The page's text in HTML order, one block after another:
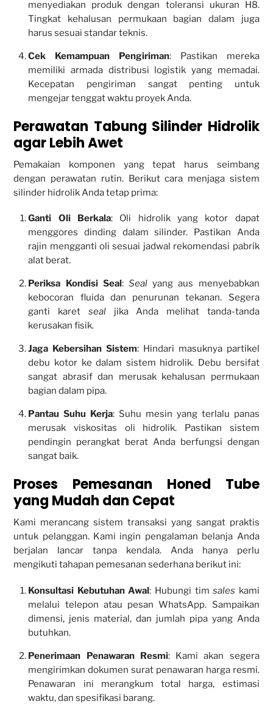
menyediakan produk dengan toleransi ukuran H8.
Tingkat kehalusan permukaan bagian dalam juga
harus sesuai standar teknis.
Cek Kemampuan Pengiriman: Pastikan mereka
memiliki armada distribusi logistik yang memadai.
Kecepatan pengiriman sangat penting untuk
mengejar tenggat waktu proyek Anda.
Perawatan Tabung Silinder Hidrolik
agar Lebih Awet
Pemakaian komponen yang tepat harus seimbang
dengan perawatan rutin. Berikut cara menjaga sistem
silinder hidrolik Anda tetap prima:
Ganti Oli Berkala: Oli hidrolik yang kotor dapat
menggores dinding dalam silinder. Pastikan Anda
rajin mengganti oli sesuai jadwal rekomendasi pabrik
alat berat.
Periksa Kondisi Seal:Seal yang aus menyebabkan
kebocoran fluida dan penurunan tekanan. Segera
ganti karet sealjika Anda melihat tanda-tanda
kerusakan fisik.
Jaga Kebersihan Sistem: Hindari masuknya partikel
debu kotor ke dalam sistem hidrolik. Debu bersifat
sangat abrasif dan merusak kehalusan permukaan
bagian dalam pipa.
Pantau Suhu Kerja: Suhu mesin yang terlalu panas
merusak viskositas oli hidrolik. Pastikan sistem
pendingin perangkat berat Anda berfungsi dengan
sangat baik.
Proses Pemesanan Honed Tube
yang Mudah dan Cepat
Kami merancang sistem transaksi yang sangat praktis
untuk pelanggan. Kami ingin pengalaman belanja Anda
berjalan lancar tanpa kendala. Anda hanya perlu
mengikuti tahapan pemesanan sederhana berikut ini:
Konsultasi Kebutuhan Awal: Hubungi timsales kami
melalui telepon atau pesan WhatsApp. Sampaikan
dimensi, jenis material, dan jumlah pipa yang Anda
butuhkan.
Penerimaan Penawaran Resmi: Kami akan segera
mengirimkan dokumen surat penawaran harga resmi.
Penawaran ini merangkum total harga, estimasi
waktu, dan spesifikasi barang.